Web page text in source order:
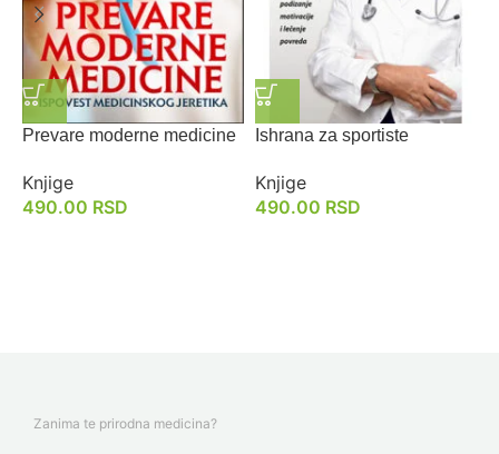
Prevare moderne medicine
Knjige
490.00 RSD
Ishrana za sportiste
Knjige
490.00 RSD
Zanima te prirodna medicina?